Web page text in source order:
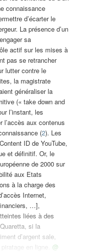
connaissance
d’écarter le
La présence d’un
sa
actif sur les mises à
pas se retrancher
lutter contre le
la magistrate
généraliser la
(« take down and
l’instant, les
l’accès aux contenus
(2). Les
ID de YouTube,
et définitif. Or, le
de 2000 sur
aux Etats
à la charge des
Internet,
…],
liées à des
si la
d’argent sale,
en ligne. @